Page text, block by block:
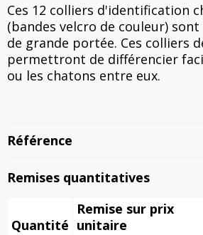
Ces 12 colliers d'identification
(bandes velcro de couleur)
de grande portée. Ces colliers
permettront de différencier
ou les chatons entre eux.
Référence
Remises quantitatives
Quantité
Remise sur prix
unitaire